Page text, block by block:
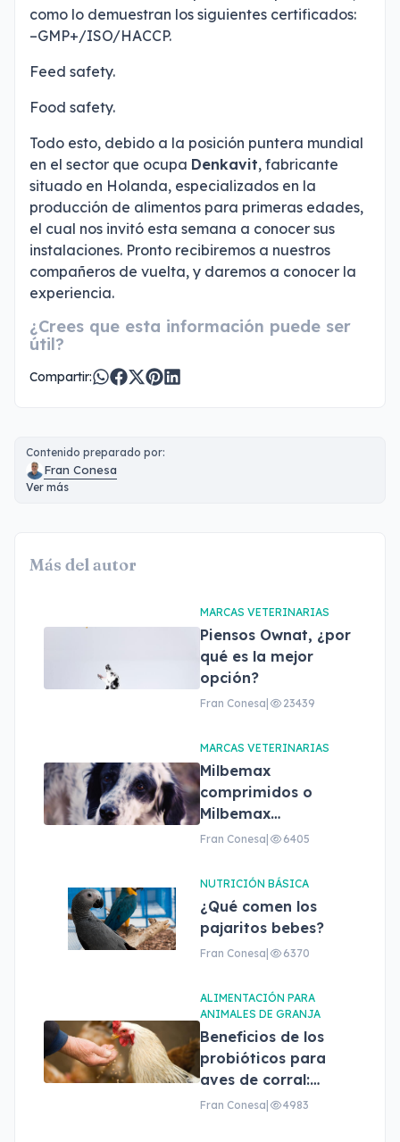
como lo demuestran los siguientes certificados:
–GMP+/ISO/HACCP.
Feed safety.
Food safety.
Todo esto, debido a la posición puntera mundial
en el sector que ocupa Denkavit, fabricante
situado en Holanda, especializados en la
producción de alimentos para primeras edades,
el cual nos invitó esta semana a conocer sus
instalaciones. Pronto recibiremos a nuestros
compañeros de vuelta, y daremos a conocer la
experiencia.
¿Crees que esta información puede ser
útil?
Compartir:
Contenido preparado por:
Fran Conesa
Ver más
Más del autor
MARCAS VETERINARIAS
Piensos Ownat, ¿por
qué es la mejor
opción?
Fran Conesa 23439
MARCAS VETERINARIAS
Milbemax
comprimidos o
Milbemax
masticables, ¿cuál
Fran Conesa 6405
NUTRICIÓN BÁSICA
¿Qué comen los
pajaritos bebes?
Fran Conesa 6370
ALIMENTACIÓN PARA
ANIMALES DE GRANJA
Beneficios de los
probióticos para
aves de corral:
Proflora avis
Fran Conesa 4983